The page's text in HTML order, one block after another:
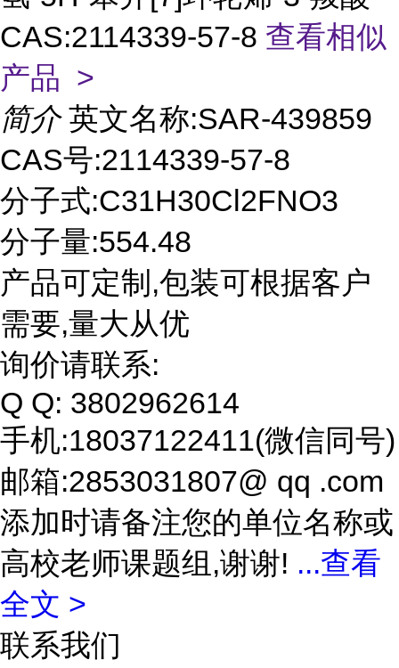
CAS:2114339-57-8 查看相似
产品 >
简介 英文名称:SAR-439859
CAS号:2114339-57-8
分子式:C31H30Cl2FNO3
分子量:554.48
产品可定制,包装可根据客户
需要,量大从优
询价请联系:
Q Q: 3802962614
手机:18037122411(微信同号)
邮箱:2853031807@ qq .com
添加时请备注您的单位名称或
高校老师课题组,谢谢! ...查看
全文 >
联系我们